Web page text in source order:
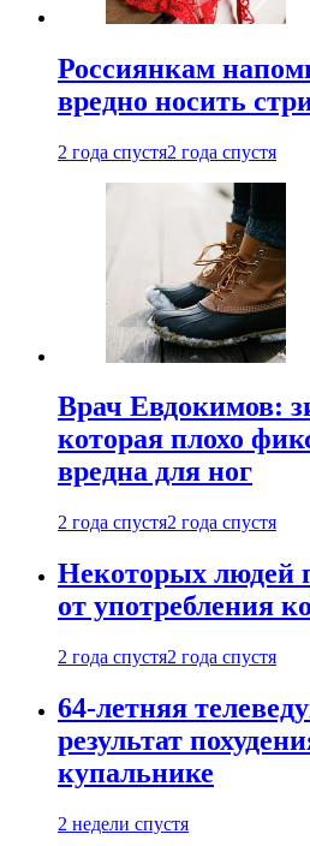
Россиянкам
вредно носить
2 года спустя2 года спустя
Врач Евдокимов:
которая плохо
вредна для ног
2 года спустя2 года спустя
Некоторых людей
от употребления
2 года спустя2 года спустя
64-летняя
результат
купальнике
2 недели спустя